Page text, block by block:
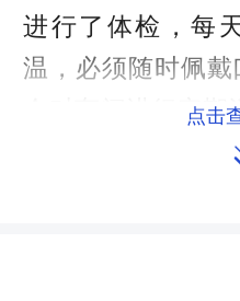
进行了体检，每
温，必须随时佩
会对车间进行定期
说，“我们还储备
点击